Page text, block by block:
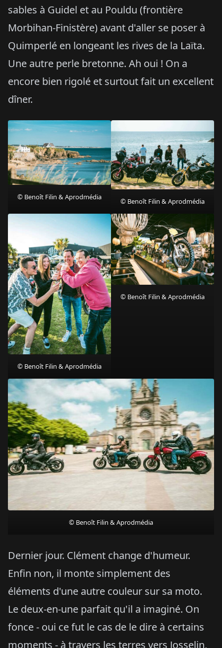
sables à Guidel et au Pouldu (frontière
Morbihan-Finistère) avant d'aller se poser à
Quimperlé en longeant les rives de la Laïta.
Une autre perle bretonne. Ah oui ! On a
encore bien rigolé et surtout fait un excellent
dîner.
© Benoît Filin & Aprodmédia
© Benoît Filin & Aprodmédia
© Benoît Filin & Aprodmédia
© Benoît Filin & Aprodmédia
© Benoît Filin & Aprodmédia
Dernier jour. Clément change d'humeur.
Enfin non, il monte simplement des
éléments d'une autre couleur sur sa moto.
Le deux-en-une parfait qu'il a imaginé. On
fonce - oui ce fut le cas de le dire à certains
moments - à travers les terres vers Josselin,